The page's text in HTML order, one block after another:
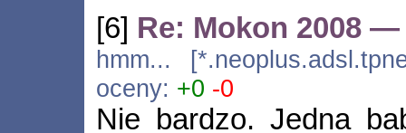
[6] Re: Mokon 2008
hmm...
oceny: +0 -0
Nie bardzo. Jedna